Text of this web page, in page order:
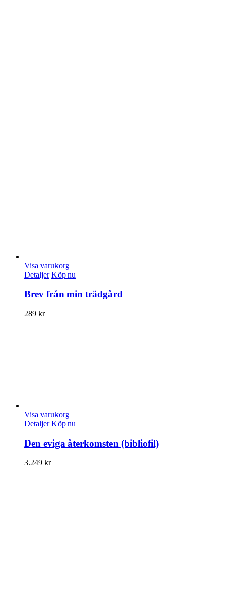
Visa varukorg
Detaljer Köp nu
Brev från min trädgård
289 kr
Visa varukorg
Detaljer Köp nu
Den eviga återkomsten (bibliofil)
3.249 kr